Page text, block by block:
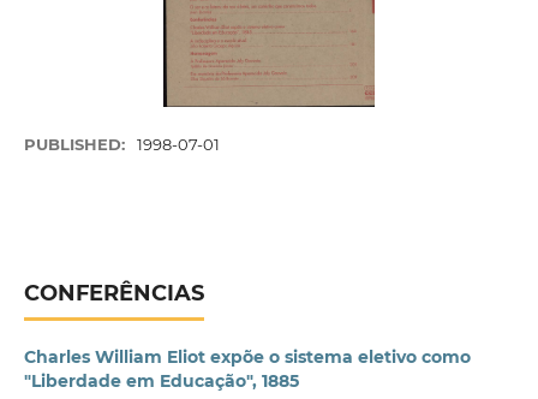
PUBLISHED: 1998-07-01
CONFERÊNCIAS
Charles William Eliot expõe o sistema eletivo como
"Liberdade em Educação", 1885